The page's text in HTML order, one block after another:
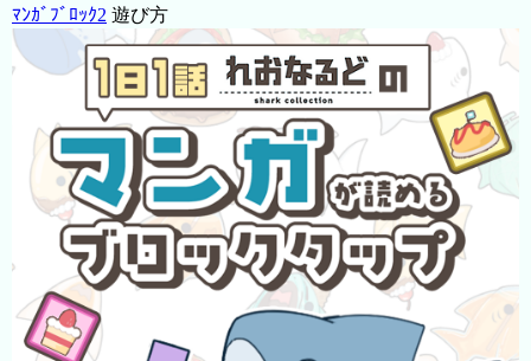
ﾏﾝｶﾞﾌﾞﾛｯｸ2 遊び方